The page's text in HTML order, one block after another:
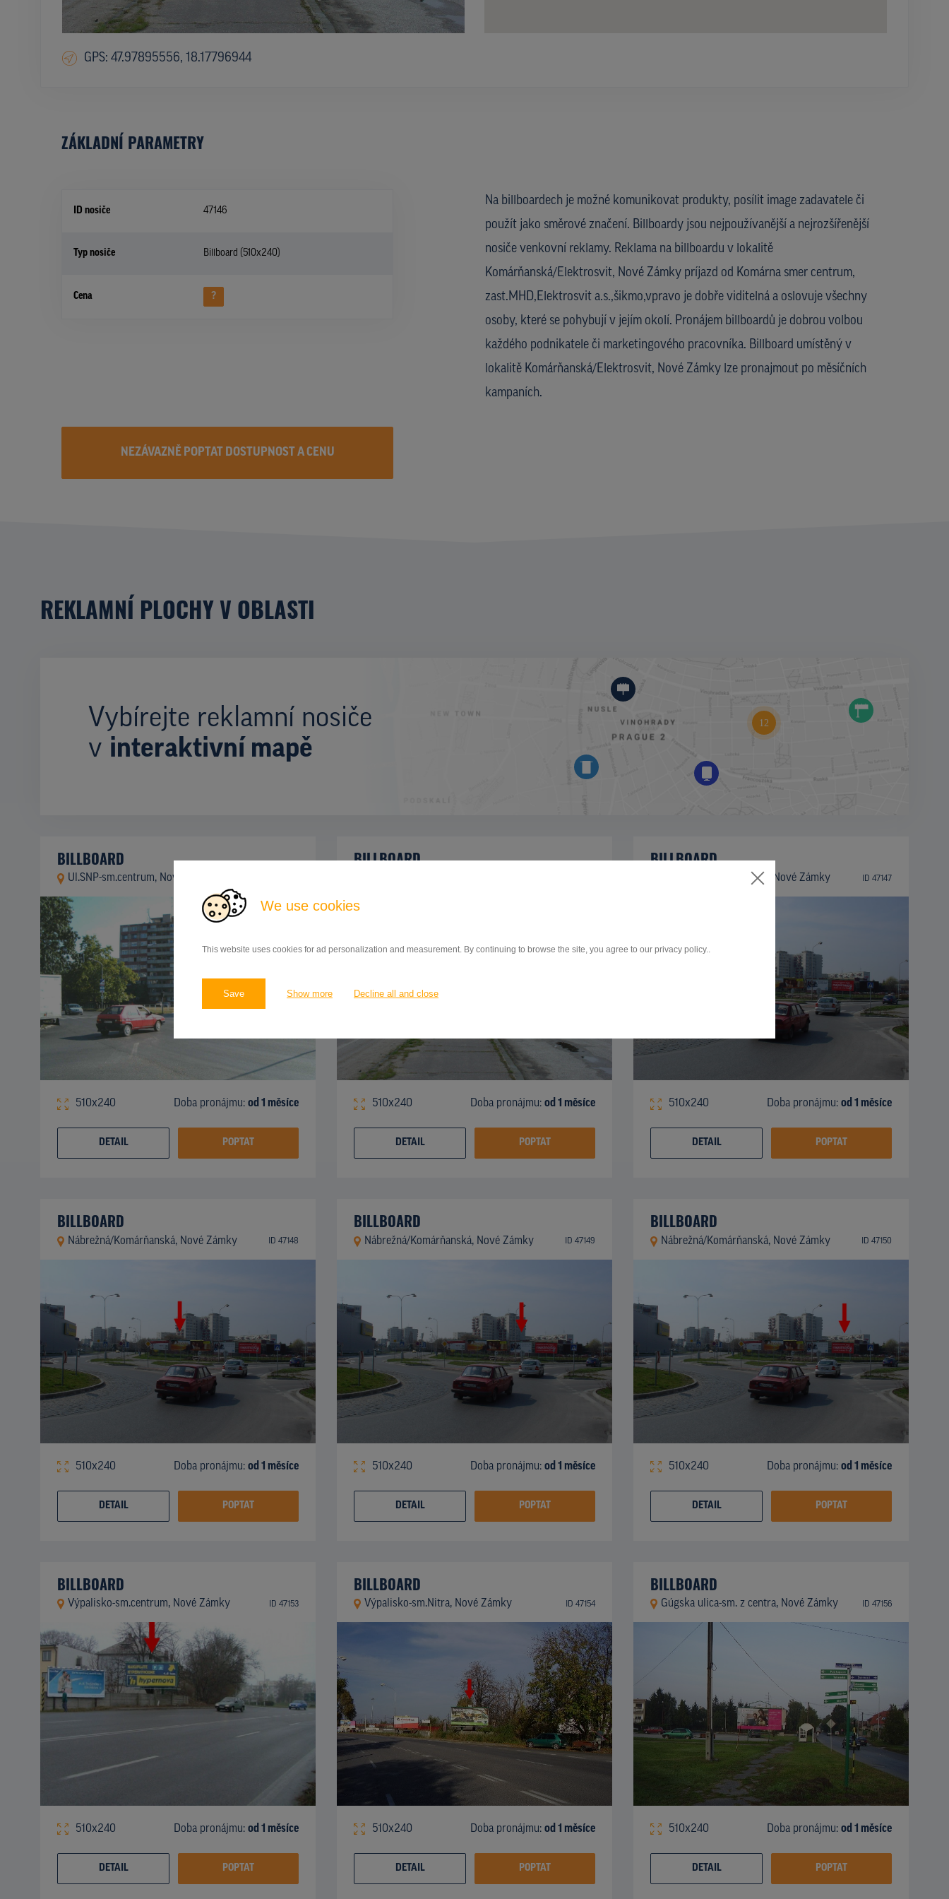
We use cookies
This website uses cookies for ad personalization and measurement. By continuing to browse the site, you agree to our privacy policy..
Save Show more Decline all and close
GPS: 47.97895556, 18.17796944
ZÁKLADNÍ PARAMETRY
ID nosiče 47146
Typ nosiče Billboard (510x240)
Cena ?
Na billboardech je možné komunikovat produkty, posílit image zadavatele či
použít jako směrové značení. Billboardy jsou nejpoužívanější a nejrozšířenější
nosiče venkovní reklamy. Reklama na billboardu v lokalitě
Komárňanská/Elektrosvit, Nové Zámky príjazd od Komárna smer centrum,
zast.MHD,Elektrosvit a.s.,šikmo,vpravo je dobře viditelná a oslovuje všechny
osoby, které se pohybují v jejím okolí. Pronájem billboardů je dobrou volbou
každého podnikatele či marketingového pracovníka. Billboard umístěný v
lokalitě Komárňanská/Elektrosvit, Nové Zámky lze pronajmout po měsíčních
kampaních.
NEZÁVAZNĚ POPTAT DOSTUPNOST A CENU
REKLAMNÍ PLOCHY V OBLASTI
Vybírejte reklamní nosiče
v interaktivní mapě
BILLBOARD
Ul.SNP-sm.centrum, Nové Zámky
510x240 Doba pronájmu: od 1 měsíce
DETAIL POPTAT
BILLBOARD
510x240 Doba pronájmu: od 1 měsíce
DETAIL POPTAT
BILLBOARD
Nábrežná/Komárňanská, Nové Zámky ID 47147
510x240 Doba pronájmu: od 1 měsíce
DETAIL POPTAT
BILLBOARD
Nábrežná/Komárňanská, Nové Zámky ID 47148
510x240 Doba pronájmu: od 1 měsíce
DETAIL POPTAT
BILLBOARD
Nábrežná/Komárňanská, Nové Zámky ID 47149
510x240 Doba pronájmu: od 1 měsíce
DETAIL POPTAT
BILLBOARD
Nábrežná/Komárňanská, Nové Zámky ID 47150
510x240 Doba pronájmu: od 1 měsíce
DETAIL POPTAT
BILLBOARD
Výpalisko-sm.centrum, Nové Zámky ID 47153
510x240 Doba pronájmu: od 1 měsíce
DETAIL POPTAT
BILLBOARD
Výpalisko-sm.Nitra, Nové Zámky ID 47154
510x240 Doba pronájmu: od 1 měsíce
DETAIL POPTAT
BILLBOARD
Gúgska ulica-sm. z centra, Nové Zámky ID 47156
510x240 Doba pronájmu: od 1 měsíce
DETAIL POPTAT